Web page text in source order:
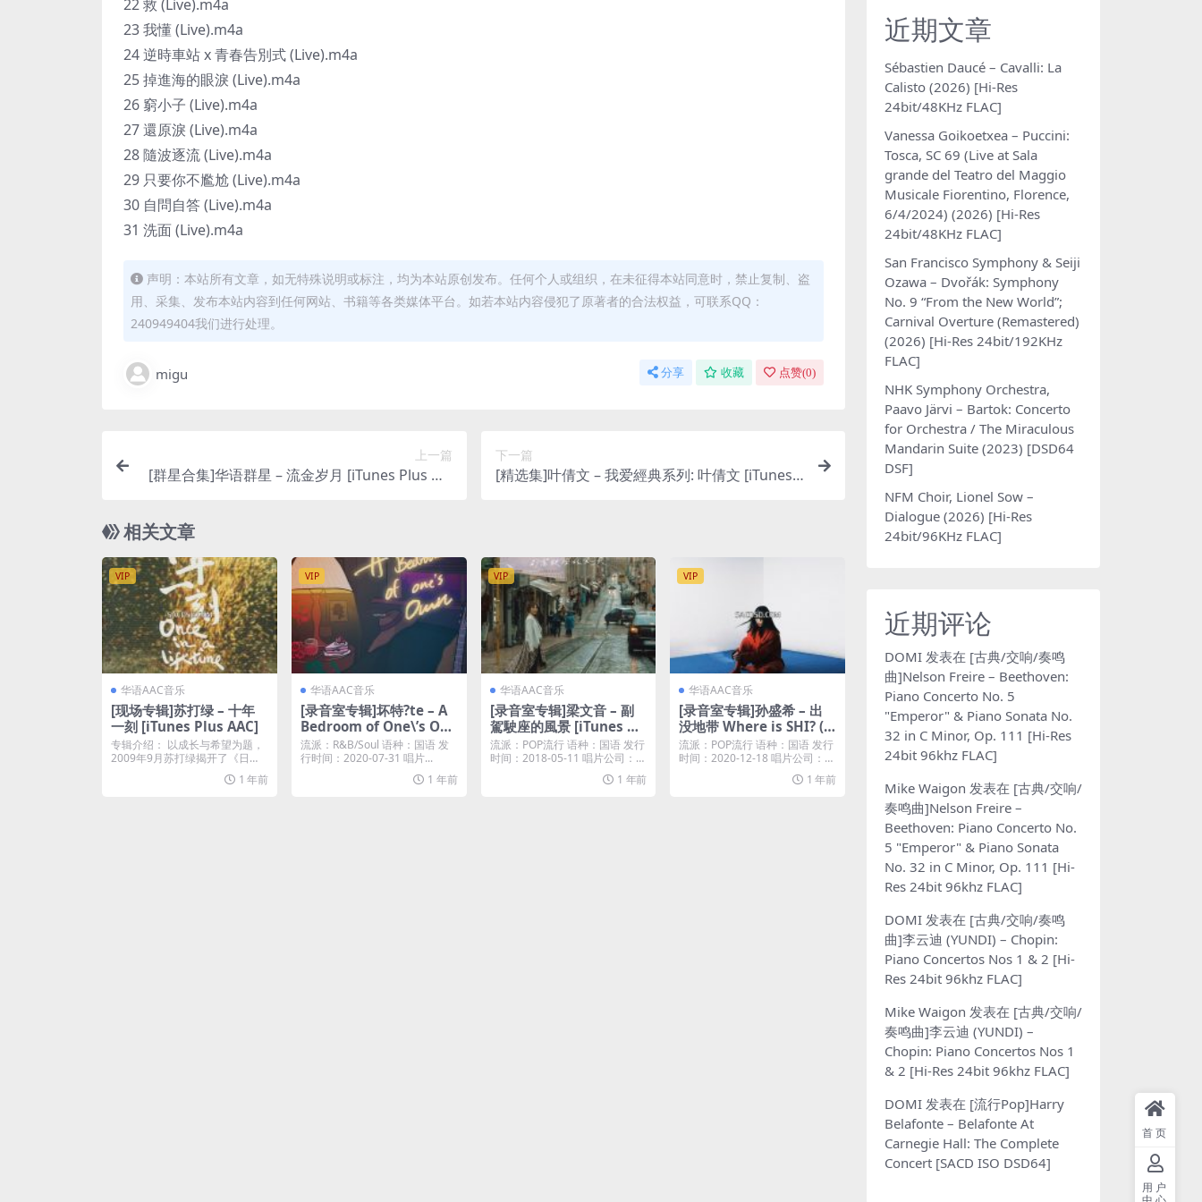
22 救 (Live).m4a
23 我懂 (Live).m4a
24 逆時車站 x 青春告別式 (Live).m4a
25 掉進海的眼淚 (Live).m4a
26 窮小子 (Live).m4a
27 還原淚 (Live).m4a
28 隨波逐流 (Live).m4a
29 只要你不尷尬 (Live).m4a
30 自問自答 (Live).m4a
31 洗面 (Live).m4a
声明：本站所有文章，如无特殊说明或标注，均为本站原创发布。任何个人或组织，在未征得本站同意时，禁止复制、盗
用、采集、发布本站内容到任何网站、书籍等各类媒体平台。如若本站内容侵犯了原著者的合法权益，可联系QQ：
240949404我们进行处理。
migu 分享 收藏 点赞(0)
上一篇
[群星合集]华语群星 – 流金岁月 [iTunes Plus M4
下一篇
[精选集]叶倩文 – 我爱經典系列: 叶倩文 [iTunes
相关文章
VIP
华语AAC音乐
[现场专辑]苏打绿 – 十年
一刻 [iTunes Plus AAC]
专辑介绍： 以成长与希望为题，
2009年9月苏打绿揭开了《日光
1 年前
VIP
华语AAC音乐
[录音室专辑]坏特?te – A
Bedroom of One\’s Ow
n (2020) [iTunes Plus M
4A] 自购
流派：R&B/Soul 语种：国语 发
行时间：2020-07-31 唱片...
1 年前
VIP
华语AAC音乐
[录音室专辑]梁文音 – 副
駕駛座的風景 [iTunes Pl
us M4A]
流派：POP流行 语种：国语 发行
时间：2018-05-11 唱片公司：环
1 年前
VIP
华语AAC音乐
[录音室专辑]孙盛希 – 出
没地带 Where is SHI? (2
020) [iTunes Plus M4A]
流派：POP流行 语种：国语 发行
时间：2020-12-18 唱片公司：滚
1 年前
近期文章
Sébastien Daucé – Cavalli: La
Calisto (2026) [Hi-Res
24bit/48KHz FLAC]
Vanessa Goikoetxea – Puccini:
Tosca, SC 69 (Live at Sala
grande del Teatro del Maggio
Musicale Fiorentino, Florence,
6/4/2024) (2026) [Hi-Res
24bit/48KHz FLAC]
San Francisco Symphony & Seiji
Ozawa – Dvořák: Symphony
No. 9 “From the New World”;
Carnival Overture (Remastered)
(2026) [Hi-Res 24bit/192KHz
FLAC]
NHK Symphony Orchestra,
Paavo Järvi – Bartok: Concerto
for Orchestra / The Miraculous
Mandarin Suite (2023) [DSD64
DSF]
NFM Choir, Lionel Sow –
Dialogue (2026) [Hi-Res
24bit/96KHz FLAC]
近期评论
DOMI 发表在 [古典/交响/奏鸣
曲]Nelson Freire – Beethoven:
Piano Concerto No. 5
"Emperor" & Piano Sonata No.
32 in C Minor, Op. 111 [Hi-Res
24bit 96khz FLAC]
Mike Waigon 发表在 [古典/交响/
奏鸣曲]Nelson Freire –
Beethoven: Piano Concerto No.
5 "Emperor" & Piano Sonata
No. 32 in C Minor, Op. 111 [Hi-
Res 24bit 96khz FLAC]
DOMI 发表在 [古典/交响/奏鸣
曲]李云迪 (YUNDI) – Chopin:
Piano Concertos Nos 1 & 2 [Hi-
Res 24bit 96khz FLAC]
Mike Waigon 发表在 [古典/交响/
奏鸣曲]李云迪 (YUNDI) –
Chopin: Piano Concertos Nos 1
& 2 [Hi-Res 24bit 96khz FLAC]
DOMI 发表在 [流行Pop]Harry
Belafonte – Belafonte At
Carnegie Hall: The Complete
Concert [SACD ISO DSD64]
首页
用户